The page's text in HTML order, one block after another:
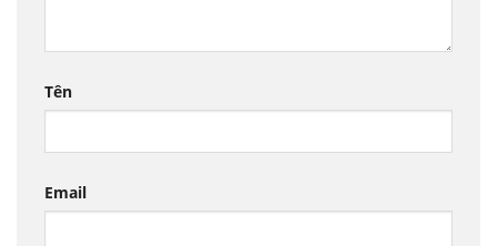
Tên
Email